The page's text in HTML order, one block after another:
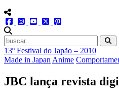
menu redes social
facebookinstagram
youtube
twitter
13º Festival do Japão – 2010
Made in Japan Anime
JBC lança revista